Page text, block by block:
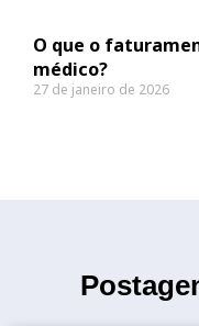
O que o
médico?
27 de janeiro de 2026